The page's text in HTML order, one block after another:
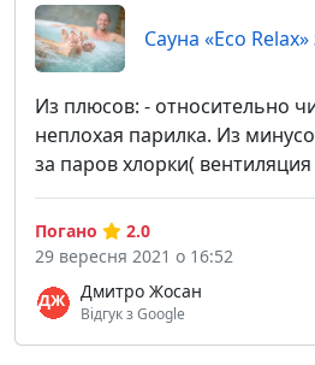
Сауна «Eco
Из плюсов: - относительно
неплохая парилка. Из
за паров хлорки( вентиляция
Дмитро Жосан
Відгук з Google
Погано
2.0
29 вересня 2021 о 16:52